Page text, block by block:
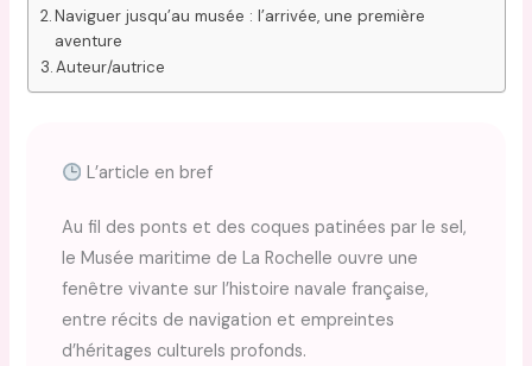
Naviguer jusqu’au musée : l’arrivée, une première
aventure
Auteur/autrice
L’article en bref
Au fil des ponts et des coques patinées par le sel,
le Musée maritime de La Rochelle ouvre une
fenêtre vivante sur l’histoire navale française,
entre récits de navigation et empreintes
d’héritages culturels profonds.